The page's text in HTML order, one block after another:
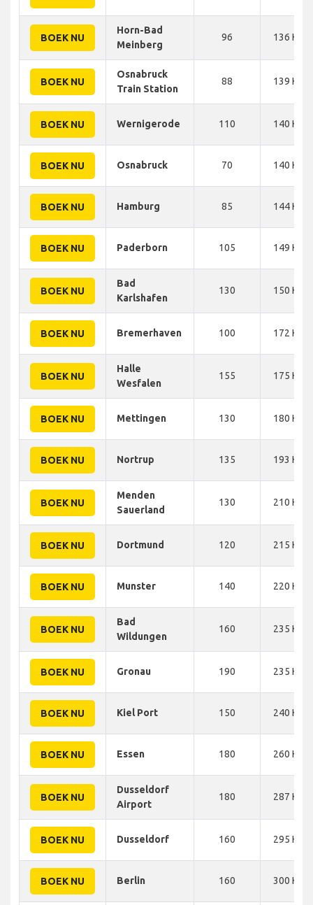
BOEK NU
Horn-Bad
Meinberg
96 136 KM
BOEK NU
Osnabruck
Train Station
88 139 KM
BOEK NU Wernigerode 110 140 KM
BOEK NU Osnabruck 70 140 KM
BOEK NU Hamburg 85 144 KM
BOEK NU Paderborn 105 149 KM
BOEK NU
Bad
Karlshafen
130 150 KM
BOEK NU Bremerhaven 100 172 KM
BOEK NU
Halle
Wesfalen
155 175 KM
BOEK NU Mettingen 130 180 KM
BOEK NU Nortrup 135 193 KM
BOEK NU
Menden
Sauerland
130 210 KM
BOEK NU Dortmund 120 215 KM
BOEK NU Munster 140 220 KM
BOEK NU
Bad
Wildungen
160 235 KM
BOEK NU Gronau 190 235 KM
BOEK NU Kiel Port 150 240 KM
BOEK NU Essen 180 260 KM
BOEK NU
Dusseldorf
Airport
180 287 KM
BOEK NU Dusseldorf 160 295 KM
BOEK NU Berlin 160 300 KM